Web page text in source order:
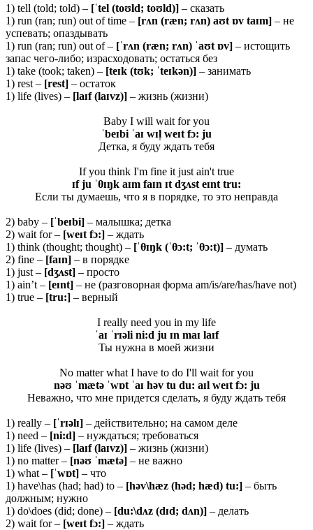
1) tell (told; told) – [ˈtel (toʊld; toʊld)] – сказать
1) run (ran; run) out of time – [rʌn (ræn; rʌn) aʊt ɒv taɪm] – не
успевать; опаздывать
1) run (ran; run) out of – [ˈrʌn (ræn; rʌn) ˈaʊt ɒv] – истощить
запас чего-либо; израсходовать; остаться без
1) take (took; taken) – [teɪk (tʊk; ˈteɪkən)] – занимать
1) rest – [rest] – остаток
1) life (lives) – [laɪf (laɪvz)] – жизнь (жизни)
Baby I will wait for you
ˈbeɪbi ˈaɪ wɪl̩ weɪt fɔ: ju
Детка, я буду ждать тебя
If you think I'm fine it just ain't true
ɪf ju ˈθɪŋk aɪm faɪn ɪt dʒʌst eɪnt tru:
Если ты думаешь, что я в порядке, то это неправда
2) baby – [ˈbeɪbi] – малышка; детка
2) wait for – [weɪt fɔ:] – ждать
1) think (thought; thought) – [ˈθɪŋk (ˈθɔ:t; ˈθɔ:t)] – думать
2) fine – [faɪn] – в порядке
1) just – [dʒʌst] – просто
1) ain’t – [eɪnt] – не (разговорная форма am/is/are/has/have not)
1) true – [tru:] – верный
I really need you in my life
ˈaɪ ˈrɪəli ni:d ju ɪn maɪ laɪf
Ты нужна в моей жизни
No matter what I have to do I'll wait for you
nəʊ ˈmætə ˈwɒt ˈaɪ həv tu du: aɪl weɪt fɔ: ju
Неважно, что мне придется сделать, я буду ждать тебя
1) really – [ˈrɪəlɪ] – действительно; на самом деле
1) need – [ni:d] – нуждаться; требоваться
1) life (lives) – [laɪf (laɪvz)] – жизнь (жизни)
1) no matter – [nəʊ ˈmætə] – не важно
1) what – [ˈwɒt] – что
1) have\has (had; had) to – [həv\hæz (həd; hæd) tu:] – быть
должным; нужно
1) do\does (did; done) – [du:\dʌz (dɪd; dʌn)] – делать
2) wait for – [weɪt fɔ:] – ждать